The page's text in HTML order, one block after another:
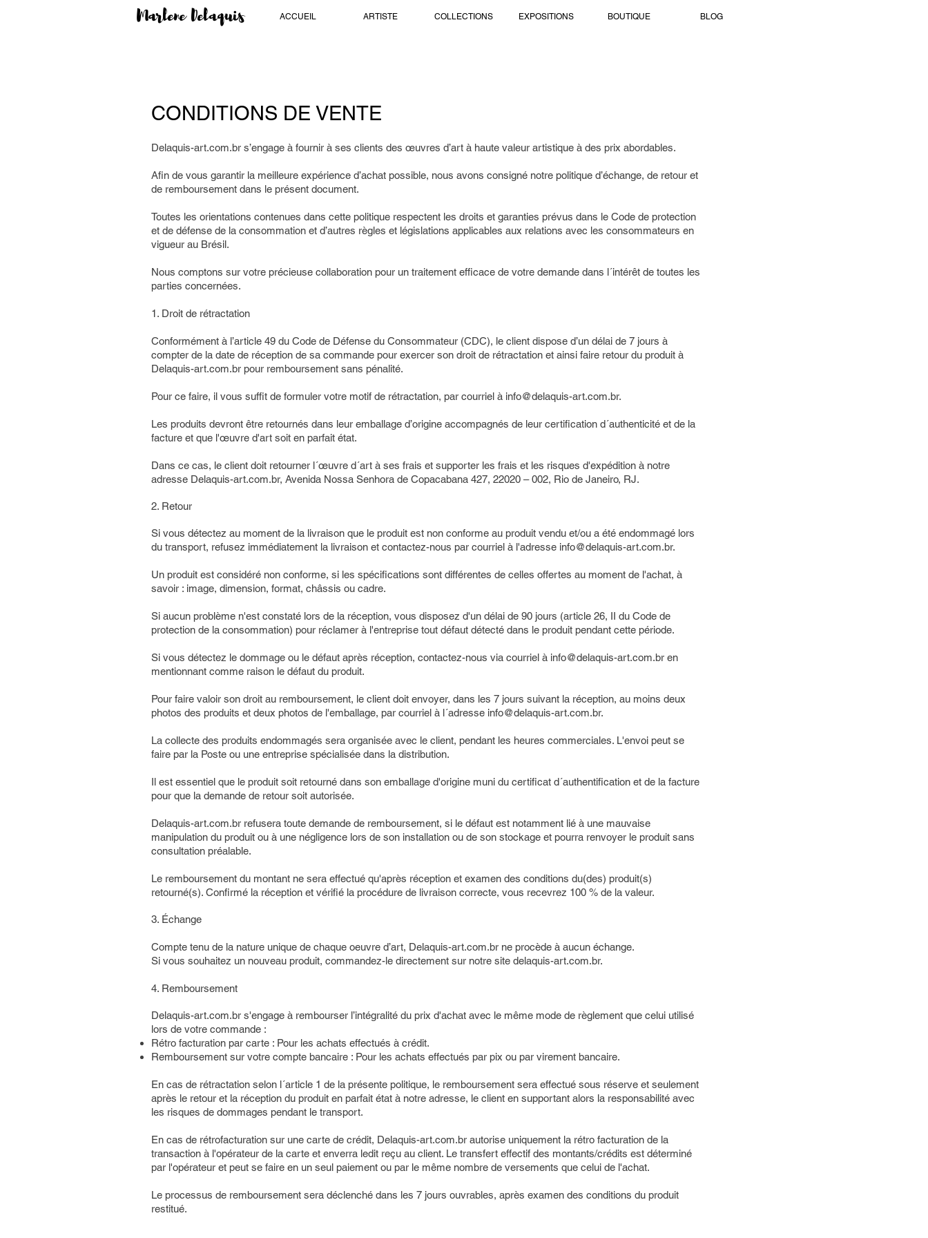
Marlene Delaquis ACCUEIL ARTISTE COLLECTIONS EXPOSITIONS BOUTIQUE BLOG
CONDITIONS DE VENTE
Delaquis-art.com.br s’engage à fournir à ses clients des œuvres d’art à haute valeur artistique à des prix abordables.
​​Afin de vous garantir la meilleure expérience d’achat possible, nous avons consigné notre politique d’échange, de retour et
de remboursement dans le présent document.
​​Toutes les orientations contenues dans cette politique respectent les droits et garanties prévus dans le Code de protection
et de défense de la consommation et d’autres règles et législations applicables aux relations avec les consommateurs en
vigueur au Brésil.
​​Nous comptons sur votre précieuse collaboration pour un traitement efficace de votre demande dans l´intérêt de toutes les
parties concernées.
1. Droit de rétractation
Conformément à l’article 49 du Code de Défense du Consommateur (CDC), le client dispose d’un délai de 7 jours à
compter de la date de réception de sa commande pour exercer son droit de rétractation et ainsi faire retour du produit à
Delaquis-art.com.br pour remboursement sans pénalité.
Pour ce faire, il vous suffit de formuler votre motif de rétractation, par courriel à info@delaquis-art.com.br.
Les produits devront être retournés dans leur emballage d’origine accompagnés de leur certification d´authenticité et de la
facture et que l'œuvre d'art soit en parfait état.
Dans ce cas, le client doit retourner l´œuvre d´art à ses frais et supporter les frais et les risques d'expédition à notre
adresse Delaquis-art.com.br, Avenida Nossa Senhora de Copacabana 427, 22020 – 002, Rio de Janeiro, RJ.
2. Retour
Si vous détectez au moment de la livraison que le produit est non conforme au produit vendu et/ou a été endommagé lors
du transport, refusez immédiatement la livraison et contactez-nous par courriel à l'adresse info@delaquis-art.com.br.
​Un produit est considéré non conforme, si les spécifications sont différentes de celles offertes au moment de l'achat, à
savoir : image, dimension, format, châssis ou cadre.
Si aucun problème n'est constaté lors de la réception, vous disposez d'un délai de 90 jours (article 26, II du Code de
protection de la consommation) pour réclamer à l'entreprise tout défaut détecté dans le produit pendant cette période.
Si vous détectez le dommage ou le défaut après réception, contactez-nous via courriel à info@delaquis-art.com.br en
mentionnant comme raison le défaut du produit.
​Pour faire valoir son droit au remboursement, le client doit envoyer, dans les 7 jours suivant la réception, au moins deux
photos des produits et deux photos de l'emballage, par courriel à l´adresse info@delaquis-art.com.br.
La collecte des produits endommagés sera organisée avec le client, pendant les heures commerciales. L'envoi peut se
faire par la Poste ou une entreprise spécialisée dans la distribution.
Il est essentiel que le produit soit retourné dans son emballage d'origine muni du certificat d´authentification et de la facture
pour que la demande de retour soit autorisée.
​Delaquis-art.com.br refusera toute demande de remboursement, si le défaut est notamment lié à une mauvaise
manipulation du produit ou à une négligence lors de son installation ou de son stockage et pourra renvoyer le produit sans
consultation préalable.
​Le remboursement du montant ne sera effectué qu'après réception et examen des conditions du(des) produit(s)
retourné(s). Confirmé la réception et vérifié la procédure de livraison correcte, vous recevrez 100 % de la valeur.
3. Échange
Compte tenu de la nature unique de chaque oeuvre d’art, Delaquis-art.com.br ne procède à aucun échange.
​Si vous souhaitez un nouveau produit, commandez-le directement sur notre site delaquis-art.com.br.
4. Remboursement
Delaquis-art.com.br s'engage à rembourser l’intégralité du prix d'achat avec le même mode de règlement que celui utilisé
lors de votre commande :
​Rétro facturation par carte : Pour les achats effectués à crédit.
Remboursement sur votre compte bancaire : Pour les achats effectués par pix ou par virement bancaire.
En cas de rétractation selon l´article 1 de la présente politique, le remboursement sera effectué sous réserve et seulement
après le retour et la réception du produit en parfait état à notre adresse, le client en supportant alors la responsabilité avec
les risques de dommages pendant le transport.
En cas de rétrofacturation sur une carte de crédit, Delaquis-art.com.br autorise uniquement la rétro facturation de la
transaction à l'opérateur de la carte et enverra ledit reçu au client. Le transfert effectif des montants/crédits est déterminé
par l'opérateur et peut se faire en un seul paiement ou par le même nombre de versements que celui de l'achat.
Le processus de remboursement sera déclenché dans les 7 jours ouvrables, après examen des conditions du produit
restitué.